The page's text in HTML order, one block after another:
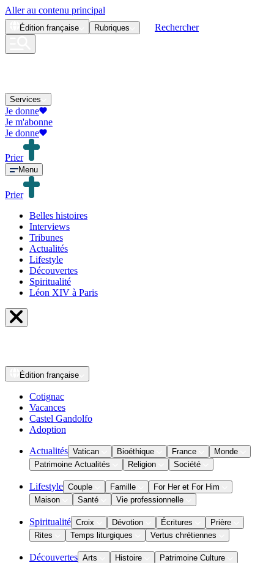
Aller au contenu principal
Édition française Rubriques Rechercher
Services
Je donne
Je m'abonne
Je donne
Prier
Menu
Prier
Belles histoires
Interviews
Tribunes
Actualités
Lifestyle
Découvertes
Spiritualité
Léon XIV à Paris
Édition française
Cotignac
Vacances
Castel Gandolfo
Adoption
Actualités Vatican Bioéthique France
Monde
Patrimoine Actualités
Religion Société
Lifestyle Couple Famille
For Her et For Him
Maison
Santé Vie professionnelle
Spiritualité Croix Dévotion Écritures
Prière
Rites
Temps liturgiques Vertus chrétiennes
Découvertes Arts Histoire
Patrimoine Culture